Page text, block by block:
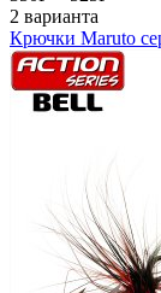
2 варианта
Крючки Maruto